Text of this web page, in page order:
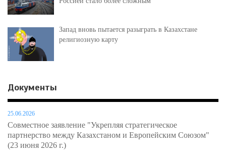
Запад вновь пытается разыграть в Казахстане
религиозную карту
Документы
25.06.2026
Совместное заявление "Укрепляя стратегическое
партнерство между Казахстаном и Европейским Союзом"
(23 июня 2026 г.)